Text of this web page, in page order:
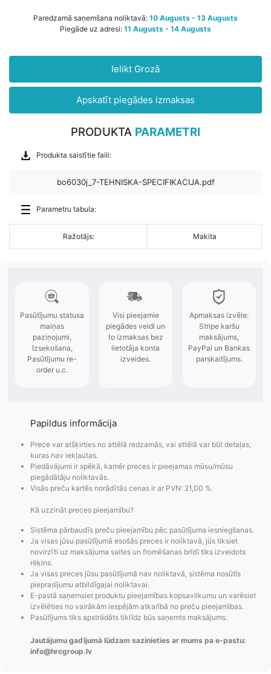
Paredzamā saņemšana noliktavā: 10 Augusts - 13 Augusts
Piegāde uz adresi: 11 Augusts - 14 Augusts
Ielikt Grozā
Apskatīt piegādes izmaksas
PRODUKTA PARAMETRI
Produkta saistītie faili:
bo6030j_7-TEHNISKA-SPECIFIKACIJA.pdf
Parametru tabula:
Ražotājs: Makita
Pasūtījumu statusa
maiņas
paziņojumi,
Izsekošana,
Pasūtījumu re-
order u.c.
Visi pieejamie
piegādes veidi un
to izmaksas bez
lietotāja konta
izveides.
Papildus informācija
Prece var atšķirties no attēlā redzamās, vai attēlā var būt detaļas,
kuras nav iekļautas.
Piedāvājumi ir spēkā, kamēr preces ir pieejamas mūsu/mūsu
piegādātāju noliktavās.
Visās preču kartēs norādītās cenas ir ar PVN: 21,00 %.
Kā uzzināt preces pieejamību?
Sistēma pārbaudīs preču pieejamību pēc pasūtījuma iesniegšanas.
Ja visas jūsu pasūtījumā esošās preces ir noliktavā, jūs tiksiet
novirzīti uz maksājuma saites un fromēšanas brīdī tiks izveidots
rēķins.
Ja visas preces jūsu pasūtījumā nav noliktavā, sistēma nosūtīs
pieprasījumu atbildīgajai noliktavai.
E-pastā saņemsiet produktu pieejamības kopsavilkumu un varēsiet
izvēlēties no vairākām iespējām atkarībā no preču pieejamības.
Pasūtījums tiks apstrādāts tiklīdz būs saņemts maksājums.
Jautājumu gadījumā lūdzam sazinieties ar mums pa e-pastu:
info@hrcgroup.lv